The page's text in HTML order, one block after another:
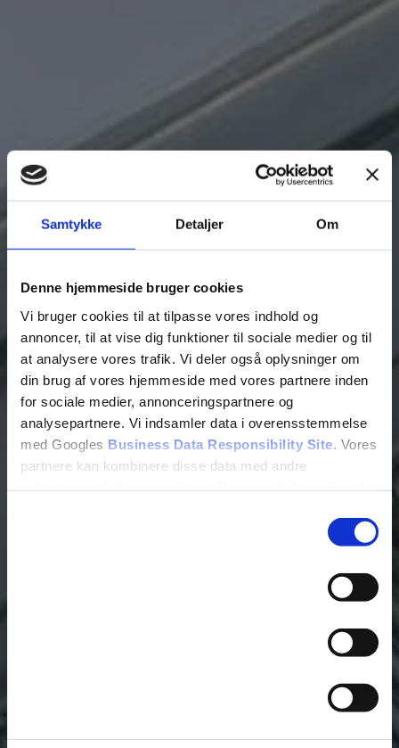
Samtykke Detaljer Om
Denne hjemmeside bruger cookies
Vi bruger cookies til at tilpasse vores indhold og
annoncer, til at vise dig funktioner til sociale medier og til
at analysere vores trafik. Vi deler også oplysninger om
din brug af vores hjemmeside med vores partnere inden
for sociale medier, annonceringspartnere og
analysepartnere. Vi indsamler data i overensstemmelse
med Googles Business Data Responsibility Site . Vores
partnere kan kombinere disse data med andre